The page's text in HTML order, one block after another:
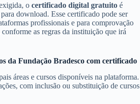
o certificado digital gratuito é
download. Esse certificado pode ser
profissionais e para comprovação
as regras da instituição que irá
da Fundação Bradesco com certificado
áreas e cursos disponíveis na plataforma.
com inclusão ou substituição de cursos